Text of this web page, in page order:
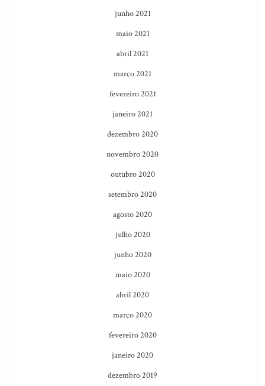
junho 2021
maio 2021
abril 2021
março 2021
fevereiro 2021
janeiro 2021
dezembro 2020
novembro 2020
outubro 2020
setembro 2020
agosto 2020
julho 2020
junho 2020
maio 2020
abril 2020
março 2020
fevereiro 2020
janeiro 2020
dezembro 2019